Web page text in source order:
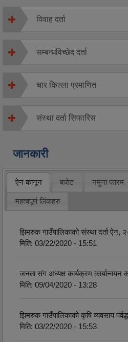
विवाह दर्ता
सम्बन्धविच्छेद दर्ता
चार किल्ला प्रमाणित
संस्था दर्ता सिफारिस
जानकारी
ऐन कानून बजेट नमुना फारम
महत्वपूर्ण लिंकहरु
झिमरुक गाउँपालिकाको संस्था दर्ता ऐन,
मिति:03/22/2020 - 15:51
जनता संग अध्यक्ष कार्यक्रम कार्यान्वयन
मिति:09/04/2020 - 13:28
झिमरुक गाउँपालिकाको कृषि व्यवसाय
मिति:03/22/2020 - 15:53